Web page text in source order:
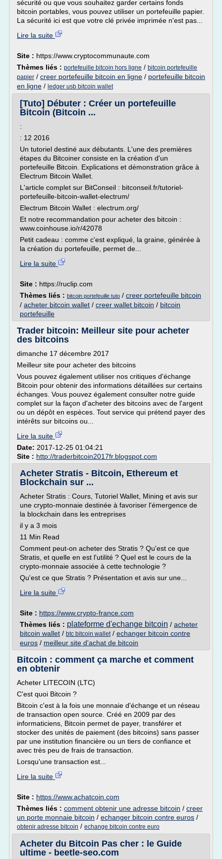
sécurité ou que vous souhaitez garder certains fonds
bitcoin portables, vous pouvez utiliser un portefeuille papier.
La sécurité ici est que votre clé privée imprimée n'est pas...
Lire la suite
Site : https://www.cryptocommunaute.com
Thèmes liés : portefeuille bitcoin hors ligne / bitcoin portefeuille
papier / creer portefeuille bitcoin en ligne / portefeuille bitcoin
en ligne / ledger usb bitcoin wallet
[Tuto] Débuter : Créer un portefeuille
Bitcoin (Bitcoin ...
:
: 12 2016
Un tutoriel destiné aux débutants. L'une des premières
étapes du Bitcoiner consiste en la création d'un
portefeuille Bitcoin. Explications et démonstration grâce à
Electrum Bitcoin Wallet.
L'article complet sur BitConseil : bitconseil.fr/tutoriel-
portefeuille-bitcoin-wallet-electrum/
Electrum Bitcoin Wallet : electrum.org/
Et notre recommandation pour acheter des bitcoin :
www.coinhouse.io/r/42078
Petit cadeau : comme c'est expliqué, la graine, générée à
la création du portefeuille, permet de...
Lire la suite
Site : https://ruclip.com
Thèmes liés : bitcoin portefeuille tuto / creer portefeuille bitcoin
/ acheter bitcoin wallet / creer wallet bitcoin / bitcoin
portefeuille
Trader bitcoin: Meilleur site pour acheter
des bitcoins
dimanche 17 décembre 2017
Meilleur site pour acheter des bitcoins
Vous pouvez également utiliser nos critiques d'échange
Bitcoin pour obtenir des informations détaillées sur certains
échanges. Vous pouvez également consulter notre guide
complet sur la façon d'acheter des bitcoins avec de l'argent
ou un dépôt en espèces. Tout service qui prétend payer des
intérêts sur bitcoins ou...
Lire la suite
Date: 2017-12-25 01:04:21
Site : http://traderbitcoin2017fr.blogspot.com
Acheter Stratis - Bitcoin, Ethereum et
Blockchain sur ...
Acheter Stratis : Cours, Tutoriel Wallet, Mining et avis sur
une crypto-monnaie destinée à favoriser l'émergence de
la blockchain dans les entreprises
il y a 3 mois
11 Min Read
Comment peut-on acheter des Stratis ? Qu'est ce que
Stratis, et quelle en est l'utilité ? Quel est le cours de la
crypto-monnaie associée à cette technologie ?
Qu'est ce que Stratis ? Présentation et avis sur une...
Lire la suite
Site : https://www.crypto-france.com
Thèmes liés : plateforme d'echange bitcoin / acheter
bitcoin wallet / btc bitcoin wallet/ echanger bitcoin contre
euros / meilleur site d'achat de bitcoin
Bitcoin : comment ça marche et comment
en obtenir
Acheter LITECOIN (LTC)
C'est quoi Bitcoin ?
Bitcoin c'est à la fois une monnaie d'échange et un réseau
de transaction open source. Créé en 2009 par des
informaticiens, Bitcoin permet de payer, transférer et
stocker des unités de paiement (des bitcoins) sans passer
par une institution financière ou un tiers de confiance et
avec très peu de frais de transaction.
Lorsqu'une transaction est...
Lire la suite
Site : https://www.achatcoin.com
Thèmes liés : comment obtenir une adresse bitcoin / creer
un porte monnaie bitcoin / echanger bitcoin contre euros /
obtenir adresse bitcoin / echange bitcoin contre euro
Acheter du Bitcoin Pas cher : le Guide
ultime - beetle-seo.com